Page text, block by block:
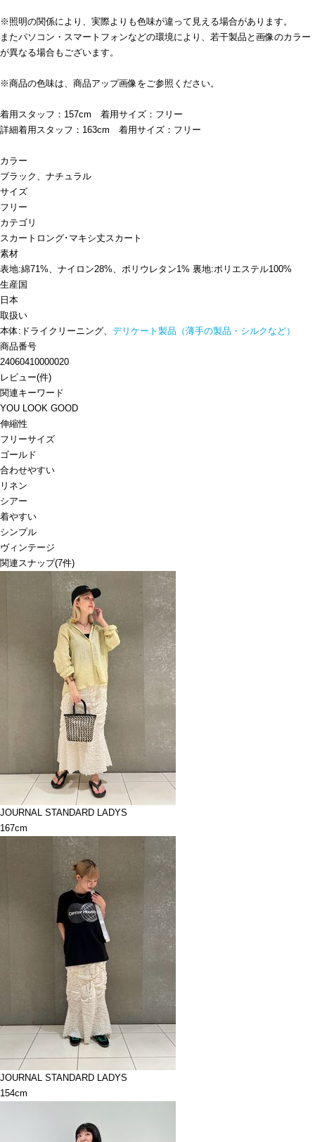
※照明の関係により、実際よりも色味が違って見える場合があります。
またパソコン・スマートフォンなどの環境により、若干製品と画像のカラー
が異なる場合もございます。
※商品の色味は、商品アップ画像をご参照ください。
着用スタッフ：157cm 着用サイズ：フリー
詳細着用スタッフ：163cm 着用サイズ：フリー
カラー
ブラック、ナチュラル
サイズ
フリー
カテゴリ
スカート ロング･マキシ丈スカート
素材
表地:綿71%、ナイロン28%、ポリウレタン1% 裏地:ポリエステル100%
生産国
日本
取扱い
本体:ドライクリーニング、 デリケート製品（薄手の製品・シルクなど）
商品番号
24060410000020
レビュー(件)
関連キーワード
YOU LOOK GOOD
伸縮性
フリーサイズ
ゴールド
合わせやすい
リネン
シアー
着やすい
シンプル
ヴィンテージ
関連スナップ(7件)
JOURNAL STANDARD LADYS
167cm
JOURNAL STANDARD LADYS
154cm